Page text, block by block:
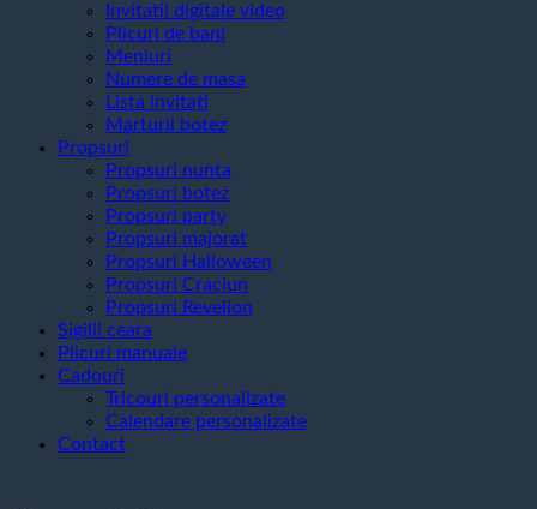
Invitatii digitale video
Plicuri de bani
Meniuri
Numere de masa
Lista invitati
Marturii botez
Propsuri
Propsuri nunta
Propsuri botez
Propsuri party
Propsuri majorat
Propsuri Halloween
Propsuri Craciun
Propsuri Revelion
Sigilii ceara
Plicuri manuale
Cadouri
Tricouri personalizate
Calendare personalizate
Contact